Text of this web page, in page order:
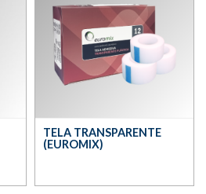
TELA TRANSPARENTE
(EUROMIX)